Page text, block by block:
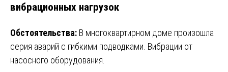
вибрационных нагрузок
Обстоятельства: В многоквартирном доме произошла
серия аварий с гибкими подводками. Вибрации от
насосного оборудования.